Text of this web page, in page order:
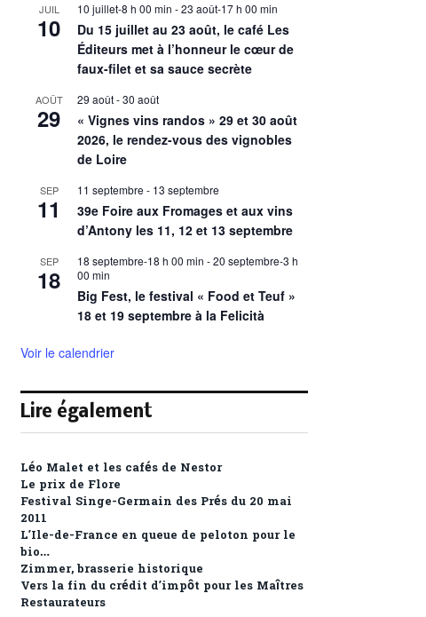
JUIL
10
10 juillet-8 h 00 min -23 août-17 h 00 min
Du 15 juillet au 23 août, le café Les
Éditeurs met à l’honneur le cœur de
faux-filet et sa sauce secrète
AOÛT
29
29 août-30 août
« Vignes vins randos » 29 et 30 août
2026, le rendez-vous des vignobles
de Loire
SEP
11
11 septembre - 13 septembre
39e Foire aux Fromages et aux vins
d’Antony les 11, 12 et 13 septembre
SEP
18
18 septembre-18 h 00 min -20 septembre-3 h
00 min
Big Fest, le festival « Food et Teuf »
18 et 19 septembre à la Felicità
Voir le calendrier
Lire également
Léo Malet et les cafés de Nestor
Le prix de Flore
Festival Singe-Germain des Prés du 20 mai
2011
L’Ile-de-France en queue de peloton pour le
bio…
Zimmer, brasserie historique
Vers la fin du crédit d’impôt pour les Maîtres
Restaurateurs